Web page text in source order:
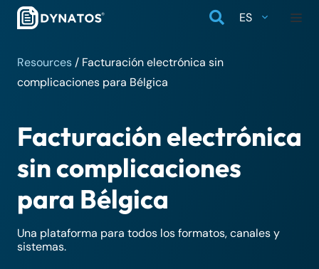
ES
Resources / Facturación electrónica sin
complicaciones para Bélgica
Facturación electrónica
sin complicaciones
para Bélgica
Una plataforma para todos los formatos, canales y
sistemas.